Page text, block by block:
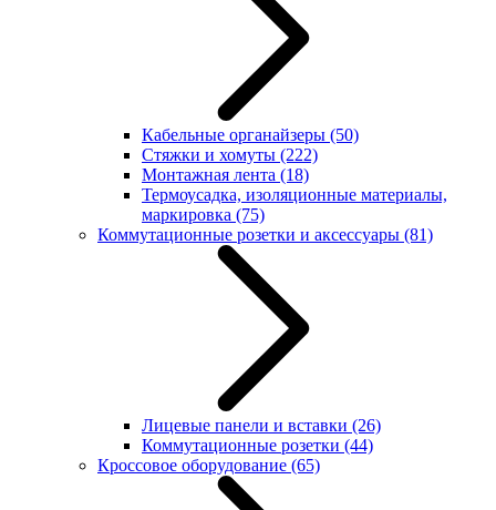
Кабельные органайзеры (50)
Стяжки и хомуты (222)
Монтажная лента (18)
Термоусадка, изоляционные материалы,
маркировка (75)
Коммутационные розетки и аксессуары (81)
Лицевые панели и вставки (26)
Коммутационные розетки (44)
Кроссовое оборудование (65)